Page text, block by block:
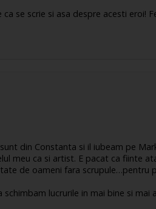
se scrie si asa despre acesti eroi!
din Constanta si il iubeam pe
meu ca si artist. E pacat ca fiinte
de oameni fara scrupule…pentru
lucrurile in mai bine si mai